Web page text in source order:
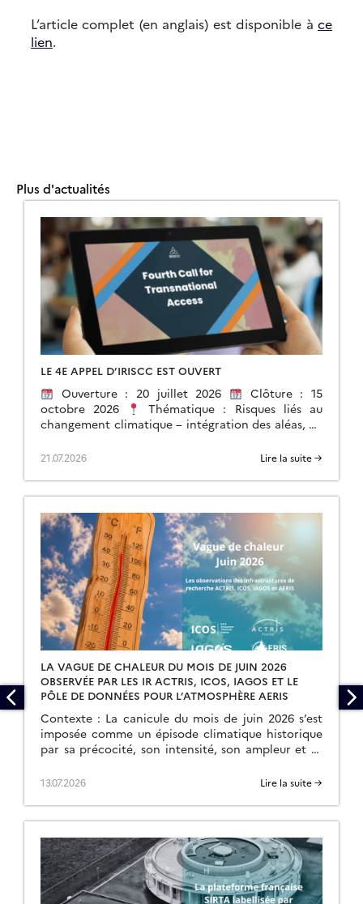
L’article complet (en anglais) est disponible à ce
lien.
Plus d'actualités
LE 4E APPEL D’IRISCC EST OUVERT
Ouverture : 20 juillet 2026
Clôture : 15
octobre 2026
Thématique : Risques liés au
changement climatique – intégration des aléas, de
21.07.2026 Lire la suite →
LA VAGUE DE CHALEUR DU MOIS DE JUIN 2026
OBSERVÉE PAR LES IR ACTRIS, ICOS, IAGOS ET LE
PÔLE DE DONNÉES POUR L’ATMOSPHÈRE AERIS
Contexte : La canicule du mois de juin 2026 s’est
imposée comme un épisode climatique historique
par sa précocité, son intensité, son ampleur et sa
13.07.2026 Lire la suite →